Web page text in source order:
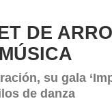
DE
su gala
de danza